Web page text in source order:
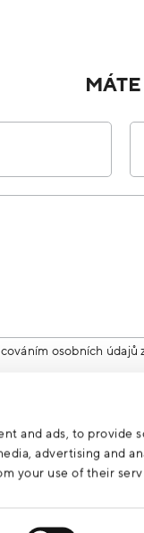
and ads, to provide
advertising and
your use of their
osobních údajů